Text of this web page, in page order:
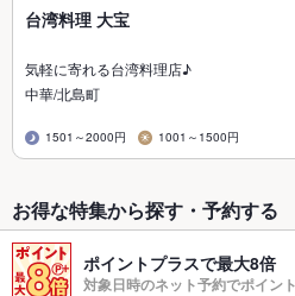
台湾料理 大宝
気軽に寄れる台湾料理店♪
中華/北島町
1501～2000円 1001～1500円
お得な特集から探す・予約する
ポイントプラスで最大8倍
対象日時のネット予約でポイン